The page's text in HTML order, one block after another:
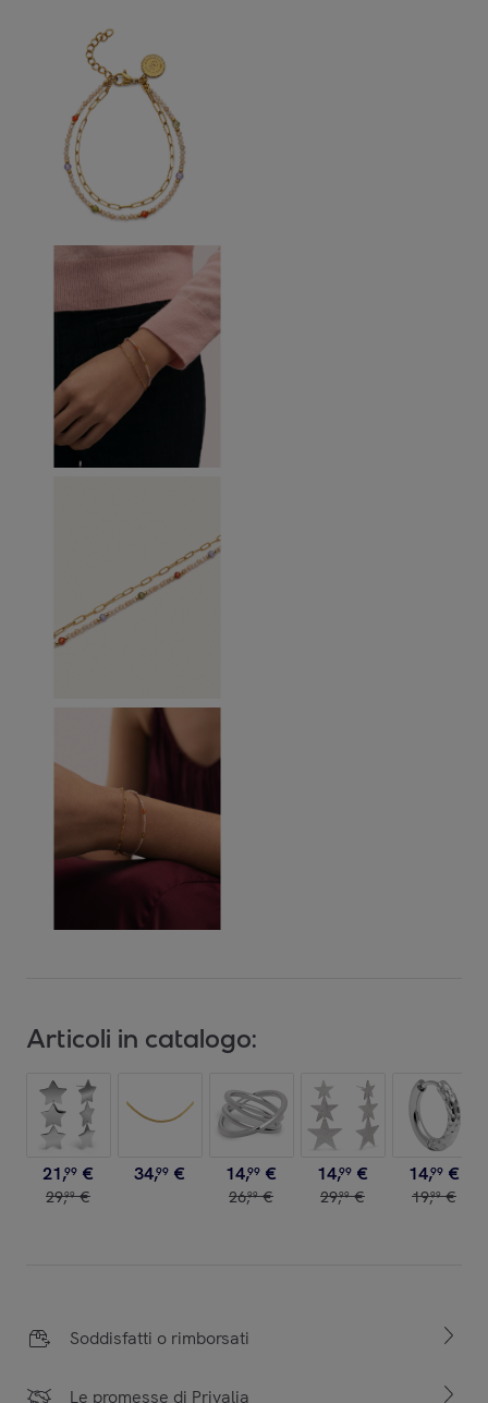
Articoli in catalogo:
21,99 €
29,99 €
34,99 € 14,99 €
26,99 €
14,99 €
29,99 €
14,99 €
19,99 €
Soddisfatti o rimborsati
Le promesse di Privalia